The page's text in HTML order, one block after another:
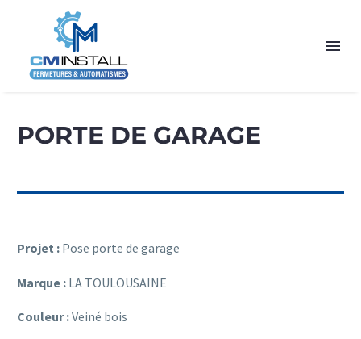
PORTE DE GARAGE
Projet : Pose porte de garage
Marque : LA TOULOUSAINE
Couleur :Veiné bois